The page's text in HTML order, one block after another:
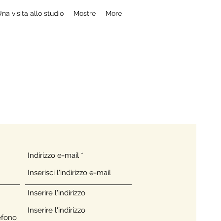
visita allo studio Mostre More
Indirizzo e-mail
Inserire l'indirizzo